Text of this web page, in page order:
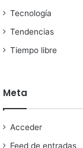
Tecnología
Tendencias
Tiempo libre
Meta
Acceder
Feed de entradas